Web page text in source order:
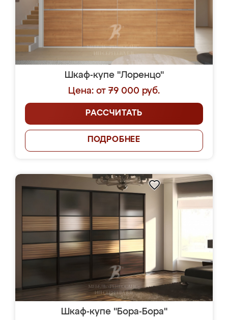
Шкаф-купе "Лоренцо"
Цена: от 79 000 руб.
РАССЧИТАТЬ
ПОДРОБНЕЕ
Шкаф-купе "Бора-Бора"